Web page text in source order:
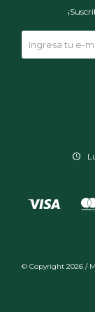
© Copyright 2026 /